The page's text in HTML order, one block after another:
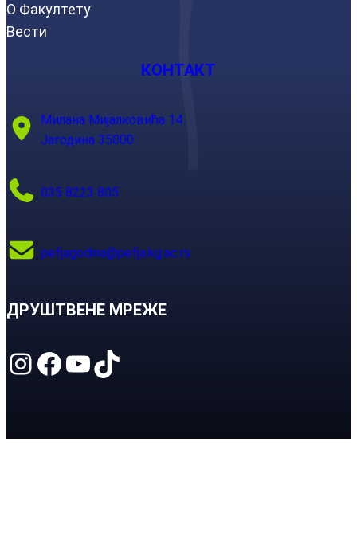
О Факултету
Вести
КОНТАКТ
Милана Мијалковића 14
Јагодина 35000
035 8223 805
pefjagodina@pefja.kg.ac.rs
ДРУШТВЕНЕ МРЕЖЕ
Instagram Facebook YouTube TikTok